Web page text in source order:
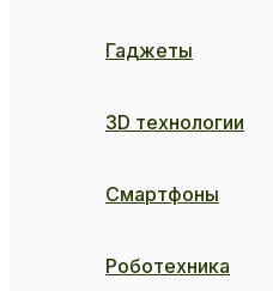
Гаджеты
3D технологии
Смартфоны
Роботехника